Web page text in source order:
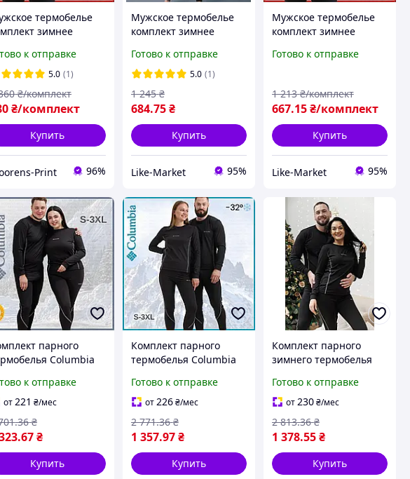
термобелье
зимнее
мужчин Columbia
флисе + термоноски
к отправке
5.0 (1)
₴/комплект
₴/комплект
Купить
Print 96%
Мужское термобелье
комплект зимнее
для мужчин Columbia,
термобелье с начесом
LikeM
Готово к отправке
5.0 (1)
684.75 ₴
1 245 ₴
Купить
Like-Market 95%
Мужское термобелье
комплект зимнее
для мужчин Columbia
LikeM
Готово к отправке
667.15₴/комплект
1 213 ₴/комплект
Купить
Like-Market 95%
парного
Columbia
на флисе кофта
черного
к отправке
от221 ₴/мес
.67₴
.36 ₴
Купить
Комплект парного
термобелья Columbia
зимнее на флисе кофта
и штаны черного
Готово к отправке
от 226 ₴/мес
1 357.97 ₴
2 771.36 ₴
Купить
Комплект парного
зимнего термобелья
Columbia на флисе
кофта и штаны
Готово к отправке
от 230₴/мес
1 378.55₴
2 813.36 ₴
Купить